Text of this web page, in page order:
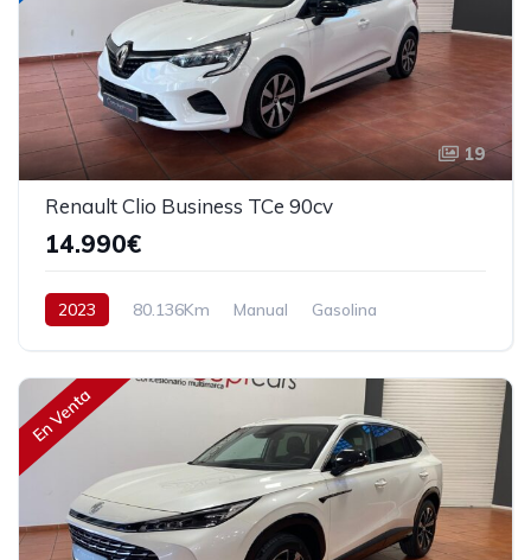
19
Renault Clio Business TCe 90cv
14.990€
2023 80.136Km Manual
Gasolina
En Venta